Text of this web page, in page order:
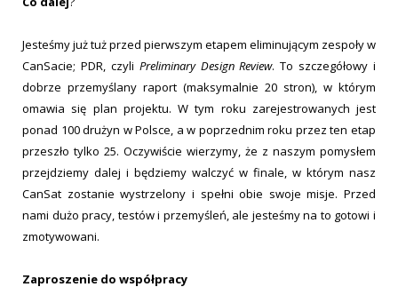
Jesteśmy już tuż przed pierwszym etapem eliminującym zespoły w
CanSacie; PDR, czyli Preliminary Design Review. To szczegółowy i
dobrze przemyślany raport (maksymalnie 20 stron), w którym
omawia się plan projektu. W tym roku zarejestrowanych jest
ponad 100 drużyn w Polsce, a w poprzednim roku przez ten etap
przeszło tylko 25. Oczywiście wierzymy, że z naszym pomysłem
przejdziemy dalej i będziemy walczyć w finale, w którym nasz
CanSat zostanie wystrzelony i spełni obie swoje misje. Przed
nami dużo pracy, testów i przemyśleń, ale jesteśmy na to gotowi i
zmotywowani.
Zaproszenie do współpracy